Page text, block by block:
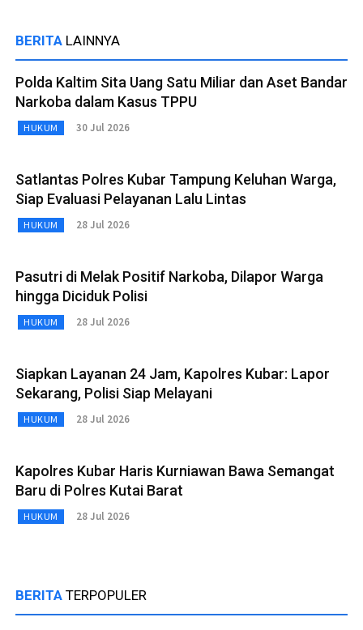
BERITA LAINNYA
Polda Kaltim Sita Uang Satu Miliar dan Aset Bandar
Narkoba dalam Kasus TPPU
HUKUM 30 Jul 2026
Satlantas Polres Kubar Tampung Keluhan Warga,
Siap Evaluasi Pelayanan Lalu Lintas
HUKUM 28 Jul 2026
Pasutri di Melak Positif Narkoba, Dilapor Warga
hingga Diciduk Polisi
HUKUM 28 Jul 2026
Siapkan Layanan 24 Jam, Kapolres Kubar: Lapor
Sekarang, Polisi Siap Melayani
HUKUM 28 Jul 2026
Kapolres Kubar Haris Kurniawan Bawa Semangat
Baru di Polres Kutai Barat
HUKUM 28 Jul 2026
BERITA TERPOPULER